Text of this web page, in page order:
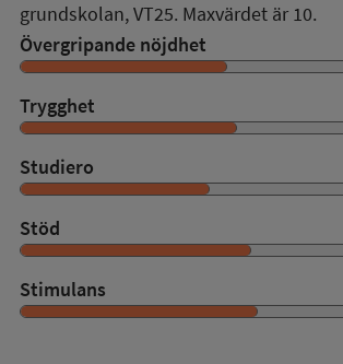
grundskolan,VT25. Maxvärdet är 10.
Övergripande nöjdhet
Trygghet
Studiero
Stöd
Stimulans